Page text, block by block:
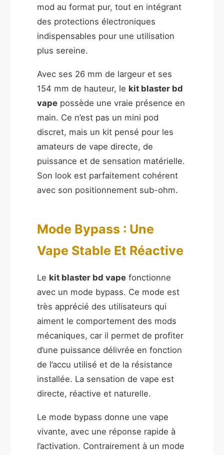
mod au format pur, tout en intégrant
des protections électroniques
indispensables pour une utilisation
plus sereine.
Avec ses 26 mm de largeur et ses
154 mm de hauteur, le kit blaster bd
vape possède une vraie présence en
main. Ce n’est pas un mini pod
discret, mais un kit pensé pour les
amateurs de vape directe, de
puissance et de sensation matérielle.
Son look est parfaitement cohérent
avec son positionnement sub-ohm.
Mode Bypass : Une
Vape Stable Et Réactive
Le kit blaster bd vape fonctionne
avec un mode bypass. Ce mode est
très apprécié des utilisateurs qui
aiment le comportement des mods
mécaniques, car il permet de profiter
d’une puissance délivrée en fonction
de l’accu utilisé et de la résistance
installée. La sensation de vape est
directe, réactive et naturelle.
Le mode bypass donne une vape
vivante, avec une réponse rapide à
l’activation. Contrairement à un mode